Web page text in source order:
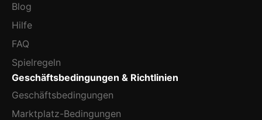
Blog
Hilfe
FAQ
Spielregeln
Geschäftsbedingungen & Richtlinien
Geschäftsbedingungen
Marktplatz-Bedingungen